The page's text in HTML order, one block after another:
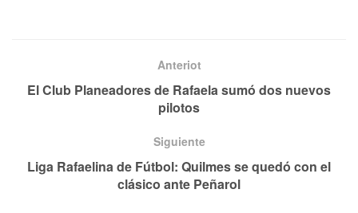
Anteriot
El Club Planeadores de Rafaela sumó dos nuevos
pilotos
Siguiente
Liga Rafaelina de Fútbol: Quilmes se quedó con el
clásico ante Peñarol